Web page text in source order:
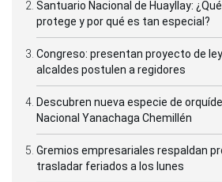
Santuario Nacional de Huayllay:
protege y por qué es tan especial?
Congreso: presentan proyecto de
alcaldes postulen a regidores
Descubren nueva especie de
Nacional Yanachaga Chemillén
Gremios empresariales respaldan
trasladar feriados a los lunes